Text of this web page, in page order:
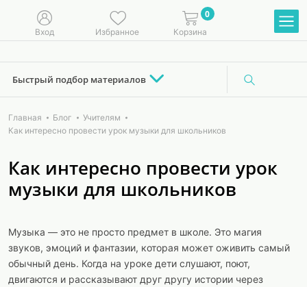
Вход Избранное
0
Корзина
Быстрый подбор материалов
Главная Блог
Учителям
Как интересно провести урок музыки для школьников
Как интересно провести урок
музыки для школьников
Музыка — это не просто предмет в школе. Это магия
звуков, эмоций и фантазии, которая может оживить самый
обычный день. Когда на уроке дети слушают, поют,
двигаются и рассказывают друг другу истории через